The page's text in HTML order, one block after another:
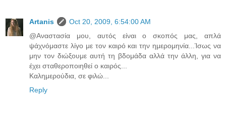
Artanis
Oct 20, 2009, 6:54:00 AM
@Αναστασία μου, αυτός είναι ο σκοπός μας, απλά
ψάχνόμαστε λίγο με τον καιρό και την ημερομηνία...Ίσως να
μην τον διώξουμε αυτή τη βδομάδα αλλά την άλλη, για να
έχει σταθεροποιηθεί ο καιρός...
Καλημερούδια, σε φιλώ...
Reply